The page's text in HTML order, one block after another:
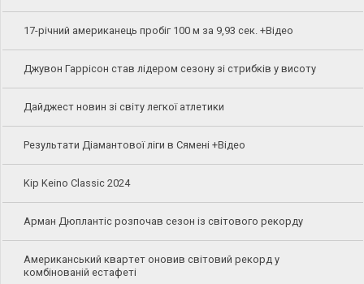
17-річний американець пробіг 100 м за 9,93 сек. +Відео
Джувон Гаррісон став лідером сезону зі стрибків у висоту
Дайджест новин зі світу легкої атлетики
Результати Діамантової ліги в Сямені +Відео
Kip Keino Classic 2024
Арман Дюплантіс розпочав сезон із світового рекорду
Американський квартет оновив світовий рекорд у
комбінованій естафеті